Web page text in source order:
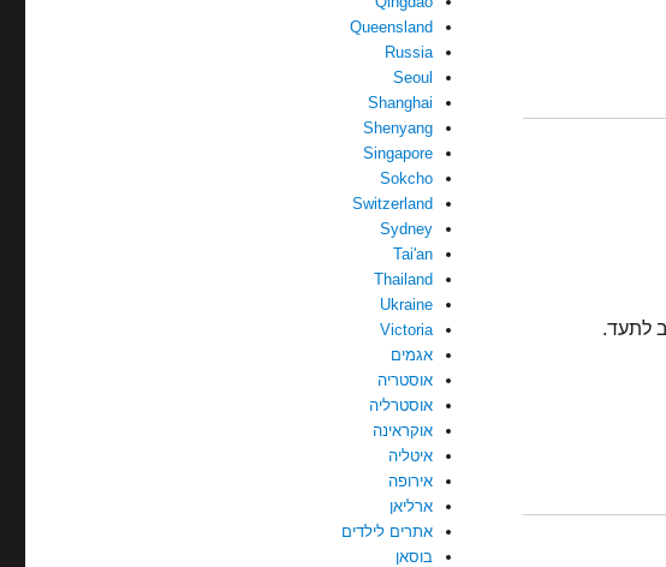
Queensland
Russia
Seoul
Shanghai
Shenyang
Singapore
Sokcho
Switzerland
Sydney
Tai'an
Thailand
Ukraine
Victoria
אגמים
אוסטריה
אוסטרליה
אוקראינה
איטליה
אירופה
ארליאן
אתרים לילדים
בוסאן